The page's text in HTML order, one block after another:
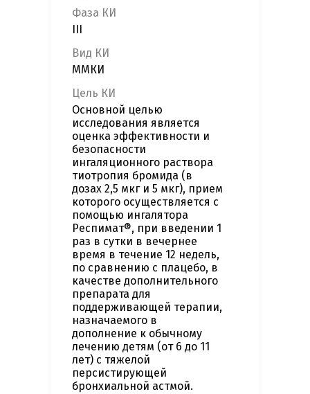
Фаза КИ
Вид КИ
ММКИ
Цель КИ
Основной целью
исследования является
оценка эффективности и
безопасности
ингаляционного раствора
тиотропия бромида (в
дозах 2,5 мкг и 5 мкг), прием
которого осуществляется с
помощью ингалятора
Респимат®, при введении 1
раз в сутки в вечернее
время в течение 12 недель,
по сравнению с плацебо, в
качестве дополнительного
препарата для
поддерживающей терапии,
назначаемого в
дополнение к обычному
лечению детям (от 6 до 11
лет) с тяжелой
персистирующей
бронхиальной астмой.